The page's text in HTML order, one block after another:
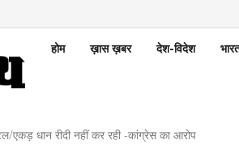
होम ख़ास ख़बर देश-विदेश
एकड़ धान रीदी नहीं कर रही -कांग्रेस का आरोप